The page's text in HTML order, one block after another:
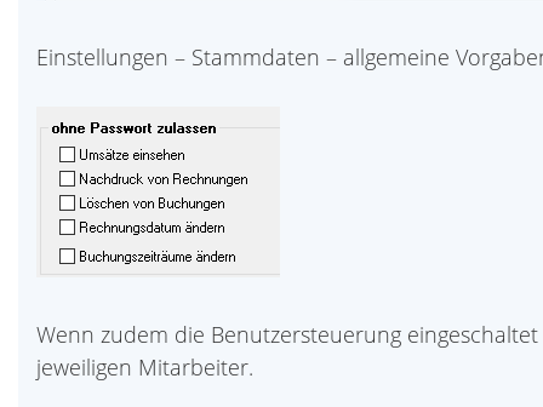
Einstellungen – Stammdaten – allgemeine
Wenn zudem die Benutzersteuerung
jeweiligen Mitarbeiter.